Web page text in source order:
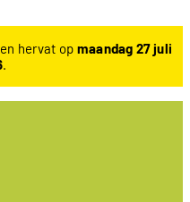
hervat op maandag 27 juli
.